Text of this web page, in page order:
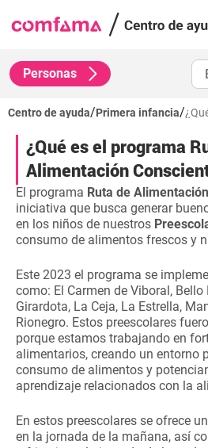
Personas
Centro de ayuda/Primera infancia/
¿Qué es el programa
Alimentación
El programa Ruta de
iniciativa que busca generar
en los niños de nuestros
consumo de alimentos frescos y
Este 2023 el programa se
como: El Carmen de Viboral, Bello
Girardota, La Ceja, La Estrella,
Rionegro. Estos preescolares
porque estamos trabajando en
alimentarios, creando un entorno
consumo de alimentos y
aprendizaje relacionados con la
En estos preescolares se ofrece
en la jornada de la mañana, así